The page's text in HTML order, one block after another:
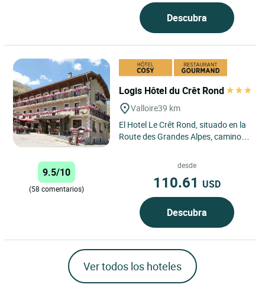
Descubra
Logis Hôtel du Crêt Rond
Valloire39 km
El Hotel Le Crêt Rond, situado en la
Route des Grandes Alpes, camino
mar Mediterráneo,...
9.5/10
(58 comentarios)
desde
110.61 USD
Descubra
Ver todos los hoteles